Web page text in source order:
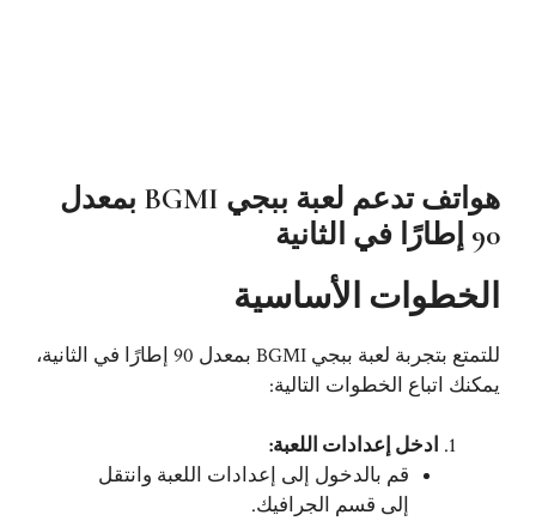
هواتف تدعم لعبة ببجي BGMI بمعدل
90 إطارًا في الثانية
الخطوات الأساسية
للتمتع بتجربة لعبة ببجي BGMI بمعدل 90 إطارًا في الثانية،
يمكنك اتباع الخطوات التالية:
ادخل إعدادات اللعبة:
قم بالدخول إلى إعدادات اللعبة وانتقل
إلى قسم الجرافيك.